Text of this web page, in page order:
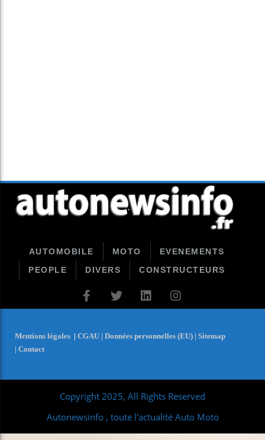
AUTOMOBILE MOTO
EVENEMENTS
PEOPLE
DIVERS CONSTRUCTEURS
Mentions légales | CGAU | Données personnelles (EU) | Sitemap
| Contact
Copyright 2025, All Rights Reserved
Autonewsinfo , toute l'actualité Auto Moto